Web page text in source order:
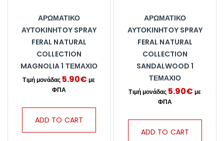
ΑΡΩΜΑΤΙΚΌ
ΑΥΤΟΚΙΝΉΤΟΥ SPRAY
FERAL NATURAL
COLLECTION
MAGNOLIA 1 ΤΕΜΆΧΙΟ
5.90€
ADD TO CART
ΑΡΩΜΑΤΙΚΌ
ΑΥΤΟΚΙΝΉΤΟΥ SPRAY
FERAL NATURAL
COLLECTION
SANDALWOOD 1
ΤΕΜΆΧΙΟ
5.90€
ADD TO CART